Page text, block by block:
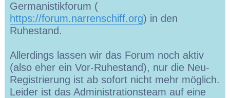
Germanistikforum (
https://forum.narrenschiff.org) in den
Ruhestand.
Allerdings lassen wir das Forum noch aktiv
(also eher ein Vor-Ruhestand), nur die Neu-
Registrierung ist ab sofort nicht mehr möglich.
Leider ist das Administrationsteam auf eine